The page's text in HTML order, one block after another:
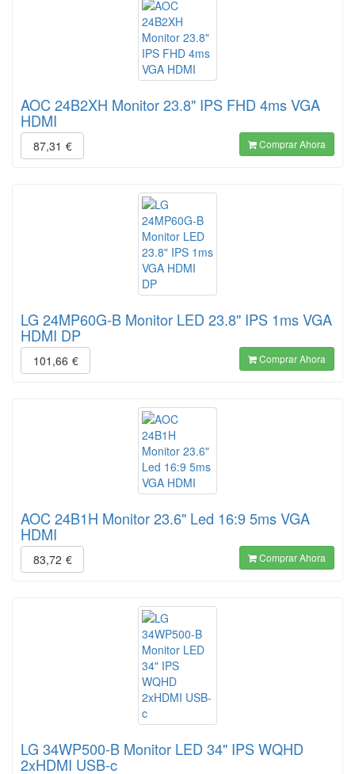
AOC 24B2XH Monitor 23.8" IPS FHD 4ms VGA
HDMI
87,31 € Comprar Ahora
LG 24MP60G-B Monitor LED 23.8" IPS 1ms VGA
HDMI DP
101,66 € Comprar Ahora
AOC 24B1H Monitor 23.6" Led 16:9 5ms VGA
HDMI
83,72 € Comprar Ahora
LG 34WP500-B Monitor LED 34" IPS WQHD
2xHDMI USB-c